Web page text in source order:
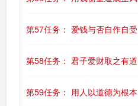
第57任务： 爱钱与否自作自受
第58任务： 君子爱财取之有道
第59任务： 用人以道德为根本